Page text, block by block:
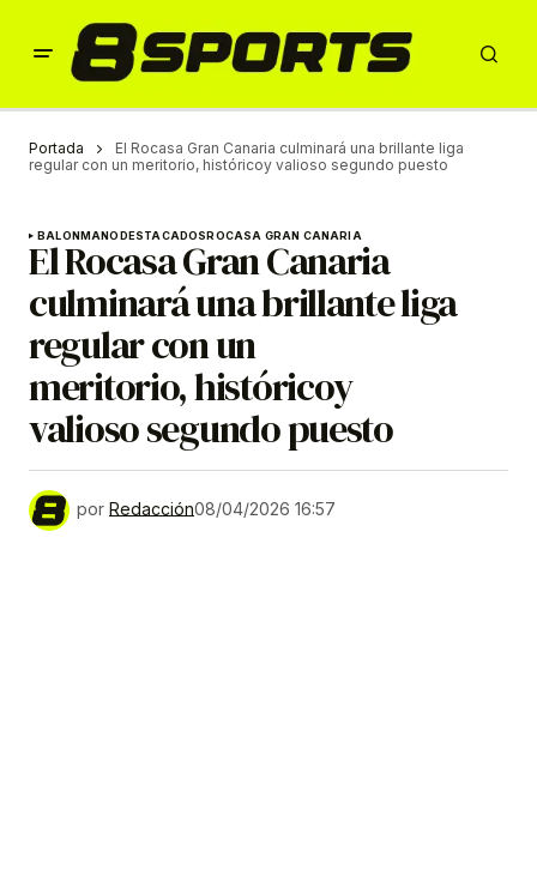
Portada
El Rocasa Gran Canaria culminará una brillante liga
regular con un meritorio, históricoy valioso segundo puesto
BALONMANODESTACADOSROCASA GRAN CANARIA
El Rocasa Gran Canaria
culminará una brillante liga
regular con un
meritorio, históricoy
valioso segundo puesto
por Redacción08/04/2026 16:57